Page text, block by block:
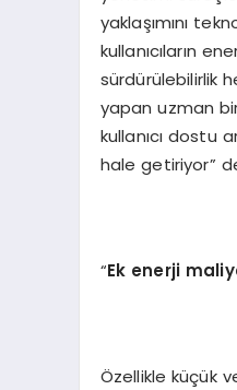
yaklaşımını
kullanıcıların
sürdürülebilirlik
yapan uzman
kullanıcı dostu
hale getiriyor”
“Ek enerji
Özellikle küçük